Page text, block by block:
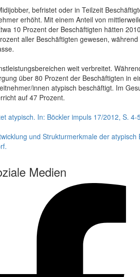
befristet oder in Teilzeit
erhöht. Mit einem Anteil von
10 Prozent der Beschäftigten hätten
aller Beschäftigten gewesen,
weit verbreitet.
über 80 Prozent der Beschäftigten in
innen atypisch beschäftigt. Im
auf 47 Prozent.
atypisch. In: Böckler impuls 17/2012, S. 4-
und Strukturmerkmale der
Medien